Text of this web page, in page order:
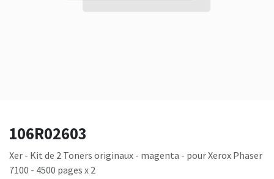
106R02603
Xer - Kit de 2 Toners originaux - magenta - pour Xerox Phaser
7100 - 4500 pages x 2